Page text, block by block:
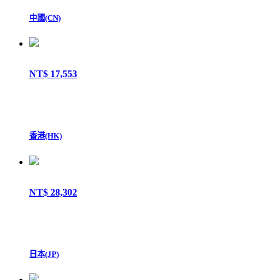
中國(CN)
NT$ 17,553
香港(HK)
NT$ 28,302
日本(JP)